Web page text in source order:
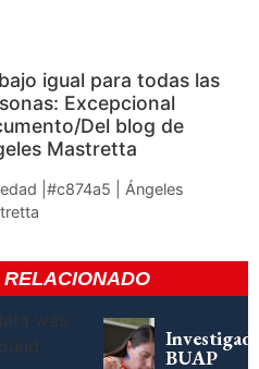
igual para todas las
Excepcional
Del blog de
Mastretta
|#c874a5 | Ángeles
was
BUAP